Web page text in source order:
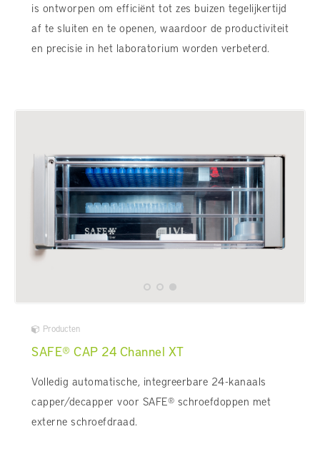
is ontworpen om efficiënt tot zes buizen tegelijkertijd
af te sluiten en te openen, waardoor de productiviteit
en precisie in het laboratorium worden verbeterd.
Producten
SAFE® CAP 24 Channel XT
Volledig automatische, integreerbare 24-kanaals
capper/decapper voor SAFE® schroefdoppen met
externe schroefdraad.